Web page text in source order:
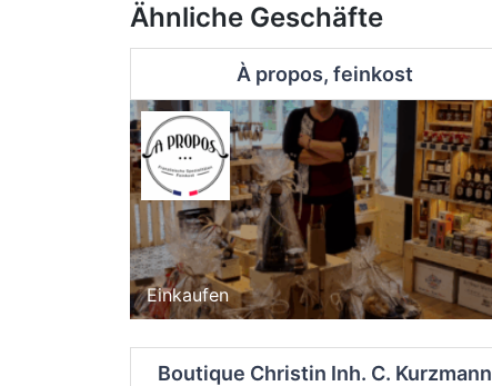
Ähnliche Geschäfte
À propos, feinkost
Einkaufen
Boutique Christin Inh. C. Kurzmann